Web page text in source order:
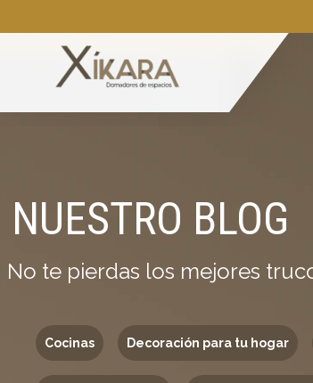
NUESTRO BLOG
No te pierdas los mejores
Cocinas Decoración para tu hogar